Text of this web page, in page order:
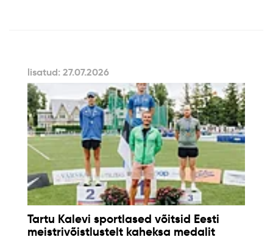
lisatud: 27.07.2026
Tartu Kalevi sportlased võitsid Eesti
meistrivõistlustelt kaheksa medalit